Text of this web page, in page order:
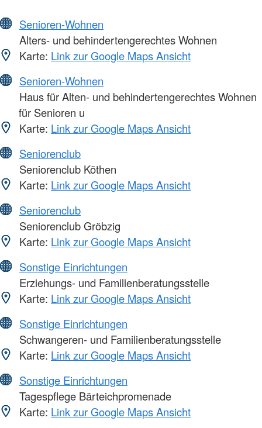
Senioren-Wohnen
Alters- und behindertengerechtes Wohnen
Karte: Link zur Google Maps Ansicht
Senioren-Wohnen
Haus für Alten- und behindertengerechtes Wohnen
für Senioren u
Karte: Link zur Google Maps Ansicht
Seniorenclub
Seniorenclub Köthen
Karte: Link zur Google Maps Ansicht
Seniorenclub
Seniorenclub Gröbzig
Karte: Link zur Google Maps Ansicht
Sonstige Einrichtungen
Erziehungs- und Familienberatungsstelle
Karte: Link zur Google Maps Ansicht
Sonstige Einrichtungen
Schwangeren- und Familienberatungsstelle
Karte: Link zur Google Maps Ansicht
Sonstige Einrichtungen
Tagespflege Bärteichpromenade
Karte: Link zur Google Maps Ansicht